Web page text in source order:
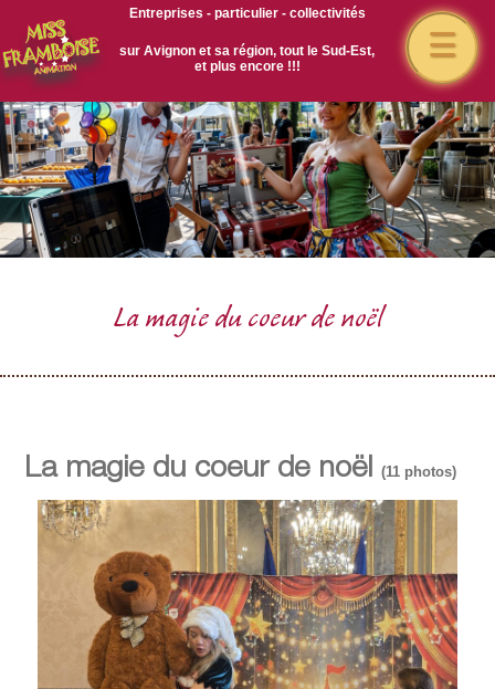
Entreprises - particulier - collectivités
sur Avignon et sa région, tout le Sud-Est,
et plus encore !!!
☰
La magie du coeur de noël
La magie du coeur de noël(11 photos)